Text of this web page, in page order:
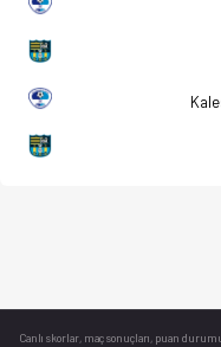
Canlı skorlar , maç sonuçları, puan